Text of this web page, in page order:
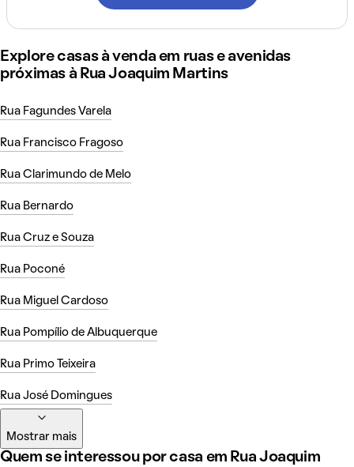
Explore casas à venda em ruas e avenidas
próximas à Rua Joaquim Martins
Rua Fagundes Varela
Rua Francisco Fragoso
Rua Clarimundo de Melo
Rua Bernardo
Rua Cruz e Souza
Rua Poconé
Rua Miguel Cardoso
Rua Pompílio de Albuquerque
Rua Primo Teixeira
Rua José Domingues
Mostrar mais
Quem se interessou por casa em Rua Joaquim